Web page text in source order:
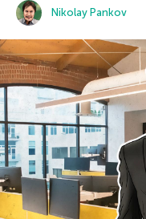
Nikolay Pankov